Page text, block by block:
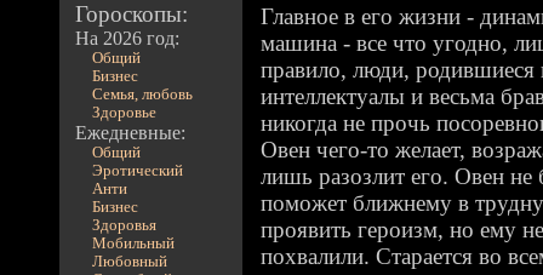
Гороскопы:
На 2026 год:
Общий
Бизнес
Семья, любовь
Здоровье
Ежедневные:
Общий
Эротический
Анти
Бизнес
Здоровья
Мобильный
Любовный
Главное в его жизни -
машина - все что угодно,
правило, люди, родившиеся
интеллектуалы и весьма
никогда не прочь
Овен чего-то желает,
лишь разозлит его. Овен не
поможет ближнему в
проявить героизм, но ему
похвалили. Старается во